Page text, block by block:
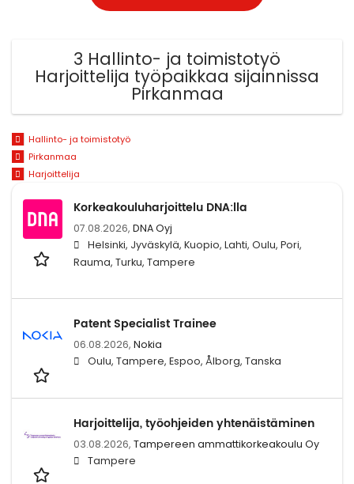
3 Hallinto- ja toimistotyö
Harjoittelija työpaikkaa sijainnissa
Pirkanmaa
Hallinto- ja toimistotyö
Pirkanmaa
Harjoittelija
Korkeakouluharjoittelu DNA:lla
07.08.2026, DNA Oyj
Helsinki, Jyväskylä, Kuopio, Lahti, Oulu, Pori,
Rauma, Turku, Tampere
Patent Specialist Trainee
06.08.2026, Nokia
Oulu, Tampere, Espoo, Ålborg, Tanska
Harjoittelija, työohjeiden yhtenäistäminen
03.08.2026, Tampereen ammattikorkeakoulu Oy
Tampere